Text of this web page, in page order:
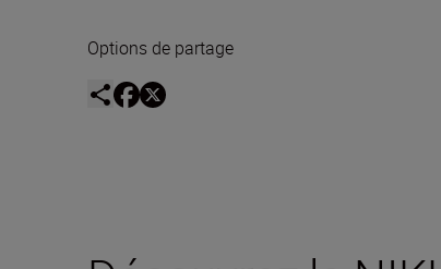
Options de partage